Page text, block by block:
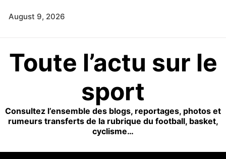
August 9, 2026
Toute l’actu sur le
sport
Consultez l’ensemble des blogs, reportages, photos et
rumeurs transferts de la rubrique du football, basket,
cyclisme…